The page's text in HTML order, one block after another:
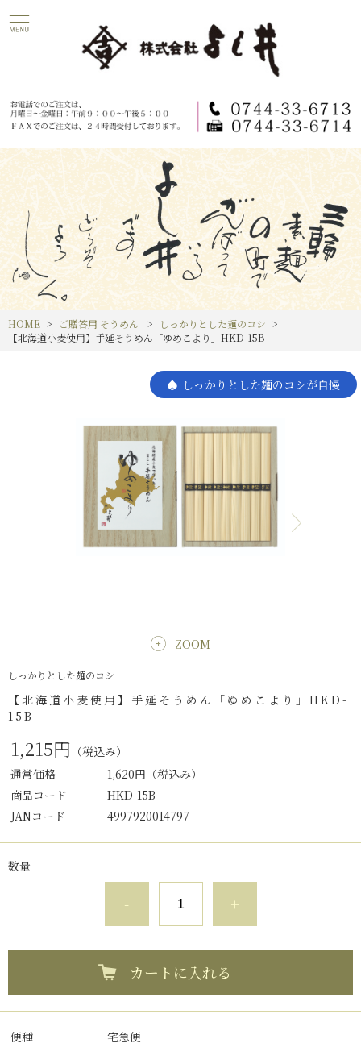
HOME ご贈答用 そうめん
しっかりとした麺のコシ
【北海道小麦使用】手延そうめん「ゆめこより」HKD-15B
しっかりとした麺のコシが自慢
ZOOM
しっかりとした麺のコシ
【北海道小麦使用】手延そうめん「ゆめこより」HKD-
15B
1,215円 （税込み）
通常価格
1,620円 （税込み）
商品コード
HKD-15B
JANコード
4997920014797
数量
- +
カートに入れる
便種 宅急便